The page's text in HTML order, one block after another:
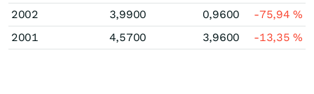
2002
3,9900 0,9600 -75,94%
2001
4,5700 3,9600 -13,35%